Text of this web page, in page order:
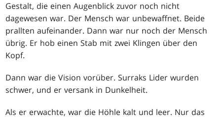
Gestalt, die einen Augenblick zuvor noch nicht
dagewesen war. Der Mensch war unbewaffnet. Beide
prallten aufeinander. Dann war nur noch der Mensch
übrig. Er hob einen Stab mit zwei Klingen über den
Kopf.
Dann war die Vision vorüber. Surraks Lider wurden
schwer, und er versank in Dunkelheit.
Als er erwachte, war die Höhle kalt und leer. Nur das